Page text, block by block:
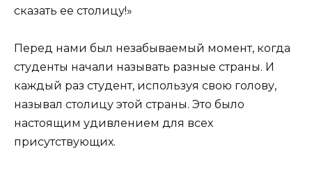
сказать ее столицу!»
Перед нами был незабываемый момент, когда
студенты начали называть разные страны. И
каждый раз студент, используя свою голову,
называл столицу этой страны. Это было
настоящим удивлением для всех
присутствующих.